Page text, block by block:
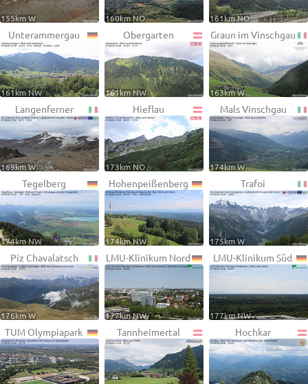
155km W 160km NO 161km NO
Unterammergau
161km NW
Obergarten
161km NW
Graun im Vinschgau
163km W
Langenferner
169km W
Hieflau
173km NO
Mals Vinschgau
174km W
Tegelberg
174km NW
Hohenpeißenberg
174km NW
Trafoi
175km W
Piz Chavalatsch
176km W
LMU-Klinikum Nord
177km NW
LMU-Klinikum Süd
177km NW
TUM Olympiapark Tannheimertal Hochkar